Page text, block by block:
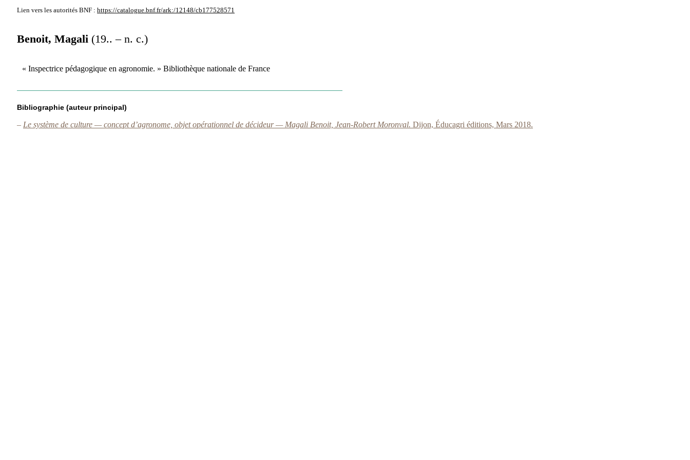
Lien vers les autorités BNF : https://catalogue.bnf.fr/ark:/12148/cb177528571
Benoit, Magali (19.. – n. c.)
« Inspectrice pédagogique en agronomie. » Bibliothèque nationale de France
Bibliographie (auteur principal)
– Le système de culture — concept d’agronome, objet opérationnel de décideur — Magali Benoit, Jean-Robert Moronval. Dijon, Éducagri éditions, Mars 2018.